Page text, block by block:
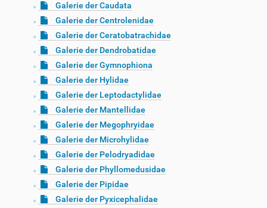
Galerie der Caudata
Galerie der Centrolenidae
Galerie der Ceratobatrachidae
Galerie der Dendrobatidae
Galerie der Gymnophiona
Galerie der Hylidae
Galerie der Leptodactylidae
Galerie der Mantellidae
Galerie der Megophryidae
Galerie der Microhylidae
Galerie der Pelodryadidae
Galerie der Phyllomedusidae
Galerie der Pipidae
Galerie der Pyxicephalidae